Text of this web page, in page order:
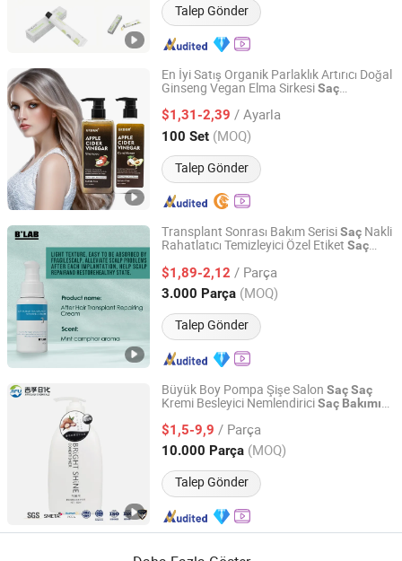
Talep Gönder
En İyi Satış Organik Parlaklık Artırıcı Doğal
Ginseng Vegan Elma SirkesiSaç
$1,31-2,39 / Ayarla
100 Set (MOQ)
Talep Gönder
Guangzhou Tinsun Biotechnology Company Limited
Guangdong, China Fiyat 2022
Transplant Sonrası Bakım SerisiSaç Nakli
Rahatlatıcı Temizleyici Özel Etiket Saç
$1,89-2,12 / Parça
3.000 Parça (MOQ)
Talep Gönder
Guangzhou Beaver Cosmetic Co., Ltd.
Guangdong, China Fiyat 2021
Büyük Boy Pompa Şişe Salon SaçSaç
Kremi Besleyici NemlendiriciSaç Bakımı
$1,5-9,9 / Parça
10.000 Parça (MOQ)
Talep Gönder
Zhejiang Jifu Daily Chemical Co., Ltd
Zhejiang, China Fiyat 2025